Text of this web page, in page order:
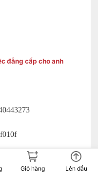
đẳng cấp cho anh
Giỏ hàng Lên đầu